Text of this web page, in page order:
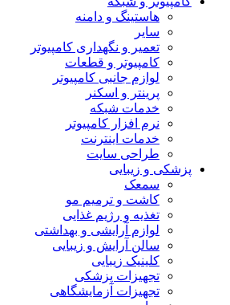
هاستینگ و دامنه
سایر
تعمیر و نگهداری کامپیوتر
کامپیوتر و قطعات
لوازم جانبی کامپیوتر
پرینتر و اسکنر
خدمات شبکه
نرم افزار کامپیوتر
خدمات اینترنت
طراحی سایت
پزشکی و زیبایی
سمعک
کاشت و ترمیم مو
تغذیه و رژیم غذایی
لوازم آرایشی و بهداشتی
سالن آرایش و زیبایی
کلینیک زیبایی
تجهیزات پزشکی
تجهیزات آزمایشگاهی